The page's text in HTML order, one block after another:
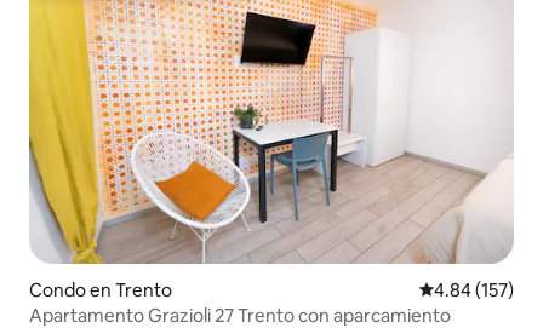
Condo en Trento Calificación
4.84 (157)
Apartamento Grazioli 27 Trento con aparcamiento